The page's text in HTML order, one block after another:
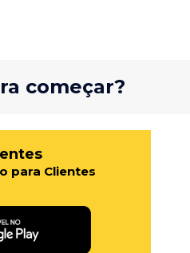
começar?
para Clientes